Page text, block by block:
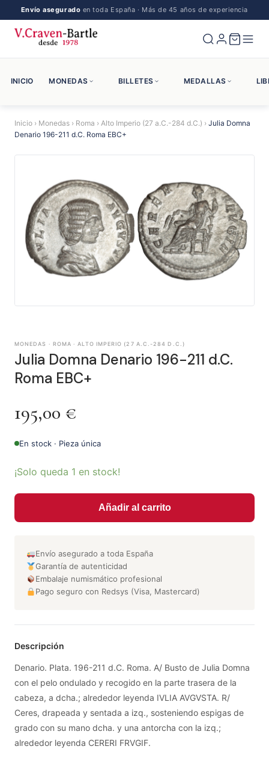
Envío asegurado en toda España · Más de 45 años de experiencia
INICIO MONEDAS BILLETES MEDALLAS
Inicio › Monedas › Roma › Alto Imperio (27 a.C.-284 d.C.) › Julia Domna
Denario 196-211 d.C. Roma EBC+
MONEDAS · ROMA · ALTO IMPERIO (27 A.C.-284 D.C.)
Julia Domna Denario 196-211 d.C.
Roma EBC+
195,00 €
En stock · Pieza única
¡Solo queda 1 en stock!
Añadir al carrito
Envío asegurado a toda España
Garantía de autenticidad
Embalaje numismático profesional
Pago seguro con Redsys (Visa, Mastercard)
Descripción
Denario. Plata. 196-211 d.C. Roma. A/ Busto de Julia Domna
con el pelo ondulado y recogido en la parte trasera de la
cabeza, a dcha.; alrededor leyenda IVLIA AVGVSTA. R/
Ceres, drapeada y sentada a izq., sosteniendo espigas de
grado con su mano dcha. y una antorcha con la izq.;
alrededor leyenda CERERI FRVGIF.